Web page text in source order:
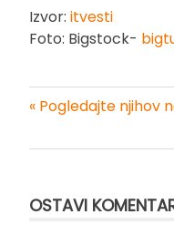
Izvor: itvesti
Foto: Bigstock-
« Pogledajte njihov
OSTAVI